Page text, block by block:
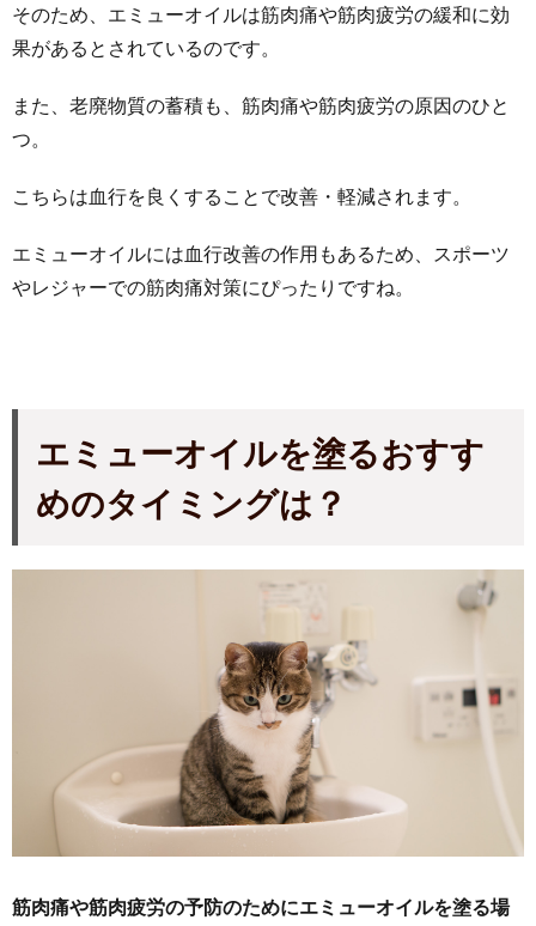
そのため、エミューオイルは筋肉痛や筋肉疲労の緩和に効
果があるとされているのです。
また、老廃物質の蓄積も、筋肉痛や筋肉疲労の原因のひと
つ。
こちらは血行を良くすることで改善・軽減されます。
エミューオイルには血行改善の作用もあるため、スポーツ
やレジャーでの筋肉痛対策にぴったりですね。
エミューオイルを塗るおすす
めのタイミングは？
筋肉痛や筋肉疲労の予防のためにエミューオイルを塗る場